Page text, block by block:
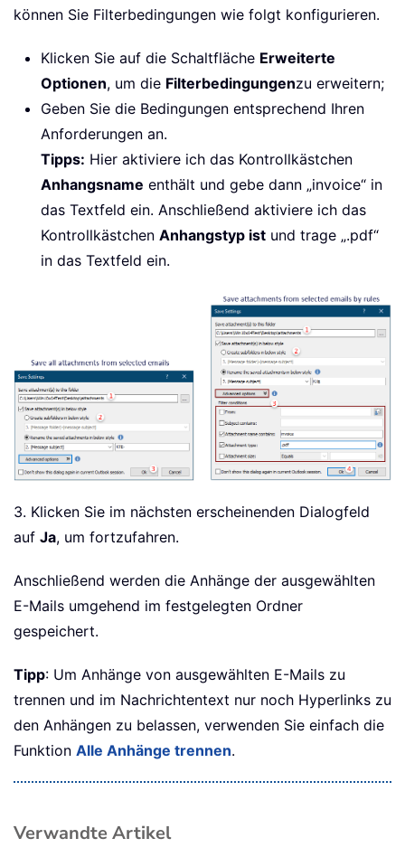
können Sie Filterbedingungen wie folgt konfigurieren.
Klicken Sie auf die Schaltfläche Erweiterte
Optionen, um die Filterbedingungenzu erweitern;
Geben Sie die Bedingungen entsprechend Ihren
Anforderungen an.
Tipps: Hier aktiviere ich das Kontrollkästchen
Anhangsname enthält und gebe dann „invoice“ in
das Textfeld ein. Anschließend aktiviere ich das
Kontrollkästchen Anhangstyp ist und trage „.pdf“
in das Textfeld ein.
3. Klicken Sie im nächsten erscheinenden Dialogfeld
auf Ja, um fortzufahren.
Anschließend werden die Anhänge der ausgewählten
E-Mails umgehend im festgelegten Ordner
gespeichert.
Tipp: Um Anhänge von ausgewählten E-Mails zu
trennen und im Nachrichtentext nur noch Hyperlinks zu
den Anhängen zu belassen, verwenden Sie einfach die
Funktion Alle Anhänge trennen.
Verwandte Artikel